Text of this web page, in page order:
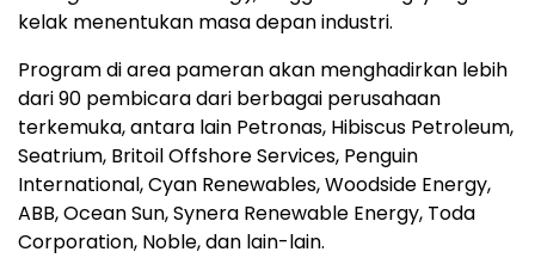
kelak menentukan masa depan industri.
Program di area pameran akan menghadirkan lebih
dari 90 pembicara dari berbagai perusahaan
terkemuka, antara lain Petronas, Hibiscus Petroleum,
Seatrium, Britoil Offshore Services, Penguin
International, Cyan Renewables, Woodside Energy,
ABB, Ocean Sun, Synera Renewable Energy, Toda
Corporation, Noble, dan lain-lain.